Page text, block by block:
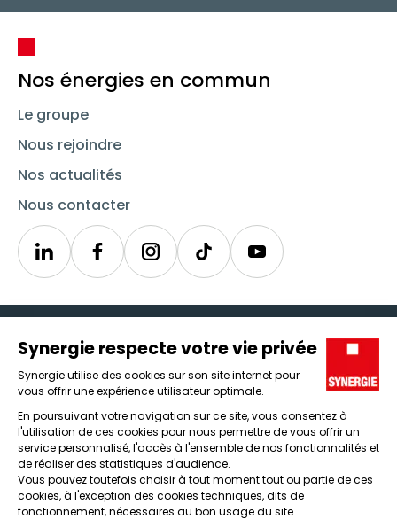
Nos énergies en commun
Le groupe
Nous rejoindre
Nos actualités
Nous contacter
LinkedinSynergieInstagramTikTok Youtube
Icône d'illustration
Candidats
Entreprises
Icône d'illustration
Nos agences
Icône d'illustration
Conditions générales d'utilisation et mentions légales
Protection des données
Lanceur d'alertes